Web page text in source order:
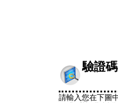
驗證
請輸入您在下圖